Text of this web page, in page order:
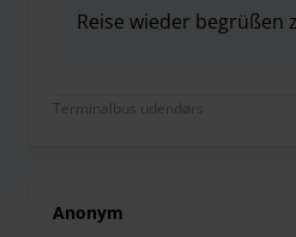
Reise wieder begrüßen
Terminalbus udendørs
Anonym